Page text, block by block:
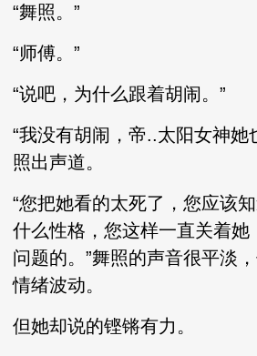
“舞照。”
“师傅。”
“说吧，为什么跟着胡闹。”
“我没有胡闹，帝..太阳女神她
照出声道。
“您把她看的太死了，您应该
什么性格，您这样一直关着她
问题的。”舞照的声音很平淡
情绪波动。
但她却说的铿锵有力。